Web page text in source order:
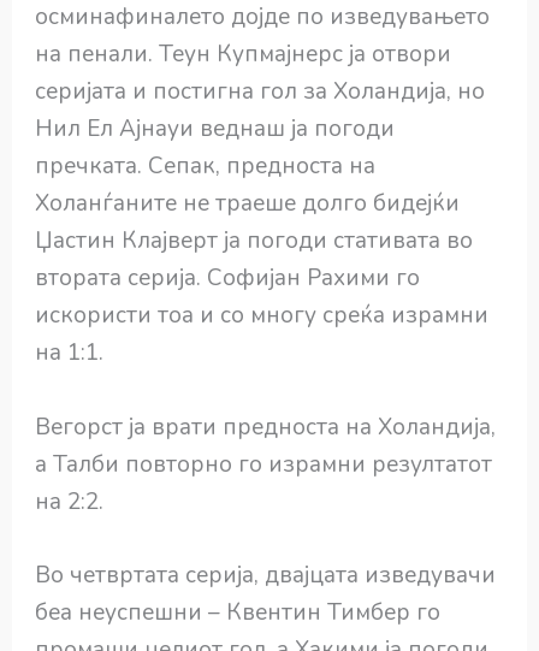
осминафиналето дојде по изведувањето
на пенали. Теун Купмајнерс ја отвори
серијата и постигна гол за Холандија, но
Нил Ел Ајнауи веднаш ја погоди
пречката. Сепак, предноста на
Холанѓаните не траеше долго бидејќи
Џастин Клајверт ја погоди стативата во
втората серија. Софијан Рахими го
искористи тоа и со многу среќа израмни
на 1:1.
Вегорст ја врати предноста на Холандија,
а Талби повторно го израмни резултатот
на 2:2.
Во четвртата серија, двајцата изведувачи
беа неуспешни – Квентин Тимбер го